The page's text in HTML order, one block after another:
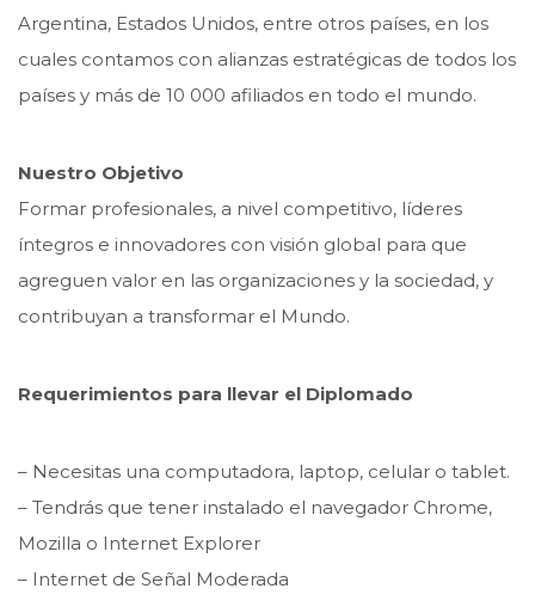
Argentina, Estados Unidos, entre otros países, en los
cuales contamos con alianzas estratégicas de todos los
países y más de 10 000 afiliados en todo el mundo.
Nuestro Objetivo
Formar profesionales, a nivel competitivo, líderes
íntegros e innovadores con visión global para que
agreguen valor en las organizaciones y la sociedad, y
contribuyan a transformar el Mundo.
Requerimientos para llevar el Diplomado
– Necesitas una computadora, laptop, celular o tablet.
– Tendrás que tener instalado el navegador Chrome,
Mozilla o Internet Explorer
– Internet de Señal Moderada